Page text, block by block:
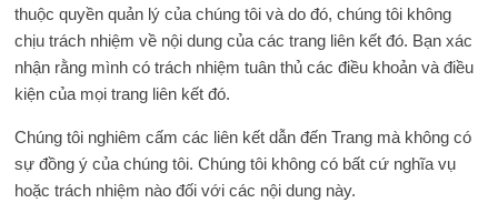
thuộc quyền quản lý của chúng tôi và do đó, chúng tôi không
chịu trách nhiệm về nội dung của các trang liên kết đó. Bạn xác
nhận rằng mình có trách nhiệm tuân thủ các điều khoản và điều
kiện của mọi trang liên kết đó.
Chúng tôi nghiêm cấm các liên kết dẫn đến Trang mà không có
sự đồng ý của chúng tôi. Chúng tôi không có bất cứ nghĩa vụ
hoặc trách nhiệm nào đối với các nội dung này.